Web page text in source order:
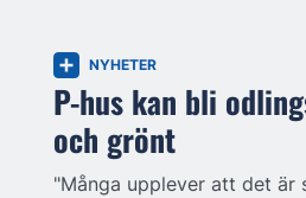
NYHETER
P-hus kan bli
och grönt
"Många upplever att det är